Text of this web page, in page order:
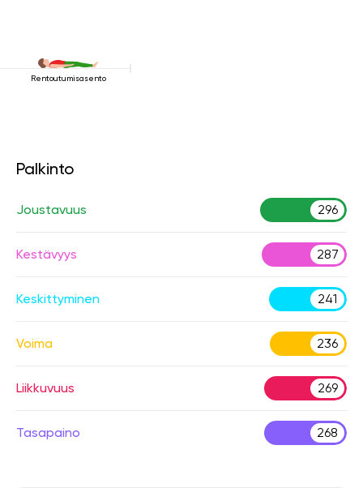
Rentoutumisasento
Palkinto
Joustavuus 296
Kestävyys 287
Keskittyminen 241
Voima 236
Liikkuvuus 269
Tasapaino 268